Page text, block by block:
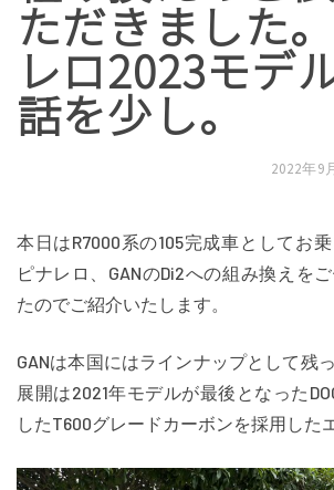
ただきました
レロ2023モデ
話を少し。
2022年9
本日はR7000系の105完成車としてお
ピナレロ、GANのDi2への組み換えを
たのでご紹介いたします。
GANは本国にはラインナップとして残
展開は2021年モデルが最後となった
したT600グレードカーボンを採用した